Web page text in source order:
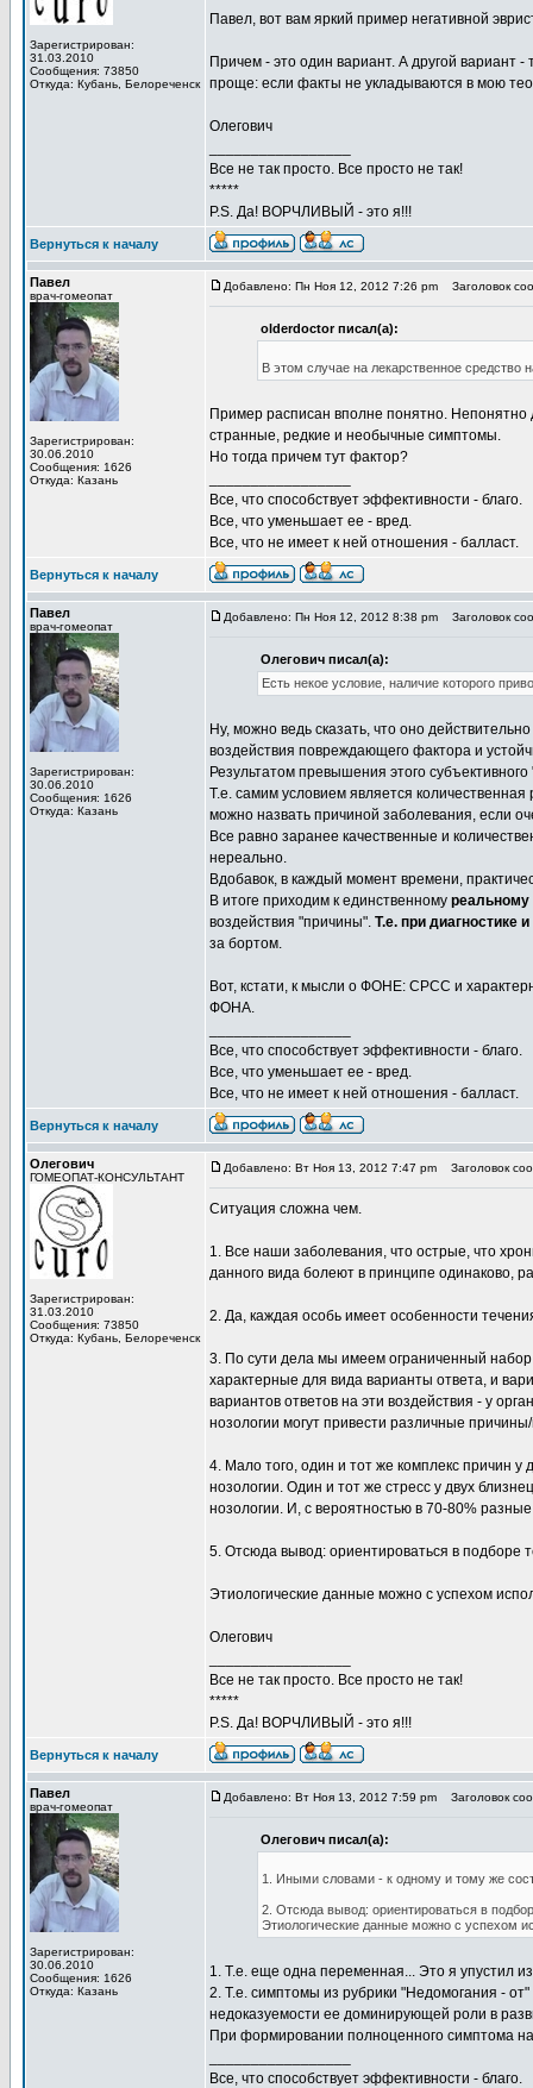
Зарегистрирован:
31.03.2010
Сообщения: 73850
Откуда: Кубань, Белореченск
Павел, вот вам яркий пример негативной
Причем - это один вариант. А другой вариант
проще: если факты не укладываются в мою
Олегович
Все не так просто. Все просто не так!
*****
P.S. Да! ВОРЧЛИВЫЙ - это я!!!
Вернуться к началу
Павел
врач-гомеопат
Зарегистрирован:
30.06.2010
Сообщения: 1626
Откуда: Казань
Добавлено: Пн Ноя 12, 2012 7:26 pm Заголовок
olderdoctor писал(а):
В этом случае на лекарственное средство
Пример расписан вполне понятно.
странные, редкие и необычные симптомы.
Но тогда причем тут фактор?
Все, что способствует эффективности - благо.
Все, что уменьшает ее - вред.
Все, что не имеет к ней отношения - балласт.
Вернуться к началу
Павел
врач-гомеопат
Зарегистрирован:
30.06.2010
Сообщения: 1626
Откуда: Казань
Добавлено: Пн Ноя 12, 2012 8:38 pm Заголовок
Олегович писал(а):
Есть некое условие, наличие которого
Ну, можно ведь сказать, что оно
воздействия повреждающего фактора и
Результатом превышения этого
Т.е. самим условием является
можно назвать причиной заболевания, если
Все равно заранее качественные и
нереально.
Вдобавок, в каждый момент времени,
В итоге приходим к единственному реальному
воздействия "причины". Т.е. при диагностике
за бортом.
Вот, кстати, к мысли о ФОНЕ: СРСС и
ФОНА.
Все, что способствует эффективности - благо.
Все, что уменьшает ее - вред.
Все, что не имеет к ней отношения - балласт.
Вернуться к началу
Олегович
ГОМЕОПАТ-КОНСУЛЬТАНТ
Зарегистрирован:
31.03.2010
Сообщения: 73850
Откуда: Кубань, Белореченск
Добавлено: Вт Ноя 13, 2012 7:47 pm Заголовок
Ситуация сложна чем.
1. Все наши заболевания, что острые, что
данного вида болеют в принципе одинаково,
2. Да, каждая особь имеет особенности
3. По сути дела мы имеем ограниченный
характерные для вида варианты ответа, и
вариантов ответов на эти воздействия - у
нозологии могут привести различные
4. Мало того, один и тот же комплекс причин
нозологии. Один и тот же стресс у двух
нозологии. И, с вероятностью в 70-80%
5. Отсюда вывод: ориентироваться в подборе
Этиологические данные можно с успехом
Олегович
Все не так просто. Все просто не так!
*****
P.S. Да! ВОРЧЛИВЫЙ - это я!!!
Вернуться к началу
Павел
врач-гомеопат
Зарегистрирован:
30.06.2010
Сообщения: 1626
Откуда: Казань
Добавлено: Вт Ноя 13, 2012 7:59 pm Заголовок
Олегович писал(а):
1. Иными словами - к одному и тому же
2. Отсюда вывод: ориентироваться в
Этиологические данные можно с успехом
1. Т.е. еще одна переменная... Это я упустил
2. Т.е. симптомы из рубрики "Недомогания -
недоказуемости ее доминирующей роли в
При формировании полноценного симптома
Все, что способствует эффективности - благо.